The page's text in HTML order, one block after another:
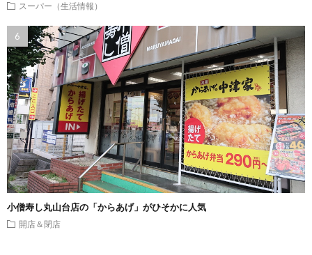
スーパー（生活情報）
小僧寿し丸山台店の「からあげ」がひそかに人気
開店＆閉店